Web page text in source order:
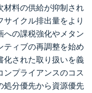
材料の供給が抑制され
イクル排出量をより
への課税強化やメタン
ティブの再調整を始め
化された取り扱いを義
プライアンスのコス
処分優先から資源優先